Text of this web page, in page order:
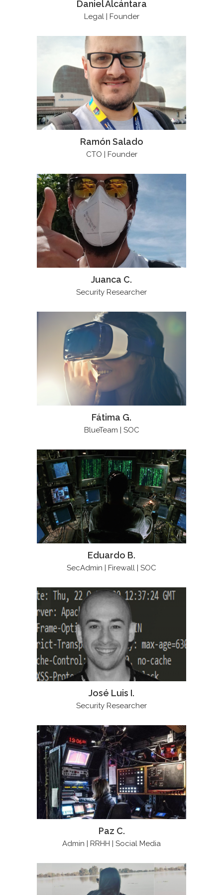
Daniel Alcántara
Legal | Founder
Ramón Salado
CTO | Founder
Juanca C.
Security Researcher
Fátima G.
BlueTeam | SOC
Eduardo B.
SecAdmin | Firewall | SOC
José Luis I.
Security Researcher
Paz C.
Admin | RRHH | Social Media